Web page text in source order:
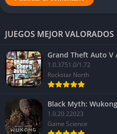
JUEGOS MEJOR VALORADOS
Grand Theft Auto V
1.0.3751.0/1.72
Rockstar North
Black Myth: Wukong
1.0.20.22023
Game Science